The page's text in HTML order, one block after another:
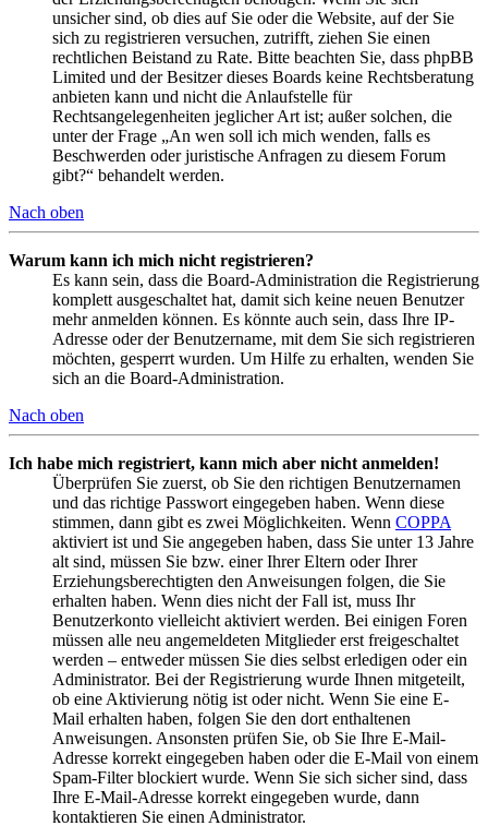
unsicher sind, ob dies auf Sie oder die Website, auf der Sie
sich zu registrieren versuchen, zutrifft, ziehen Sie einen
rechtlichen Beistand zu Rate. Bitte beachten Sie, dass phpBB
Limited und der Besitzer dieses Boards keine Rechtsberatung
anbieten kann und nicht die Anlaufstelle für
Rechtsangelegenheiten jeglicher Art ist; außer solchen, die
unter der Frage „An wen soll ich mich wenden, falls es
Beschwerden oder juristische Anfragen zu diesem Forum
gibt?“ behandelt werden.
Nach oben
Warum kann ich mich nicht registrieren?
Es kann sein, dass die Board-Administration die Registrierung
komplett ausgeschaltet hat, damit sich keine neuen Benutzer
mehr anmelden können. Es könnte auch sein, dass Ihre IP-
Adresse oder der Benutzername, mit dem Sie sich registrieren
möchten, gesperrt wurden. Um Hilfe zu erhalten, wenden Sie
sich an die Board-Administration.
Nach oben
Ich habe mich registriert, kann mich aber nicht anmelden!
Überprüfen Sie zuerst, ob Sie den richtigen Benutzernamen
und das richtige Passwort eingegeben haben. Wenn diese
stimmen, dann gibt es zwei Möglichkeiten. Wenn COPPA
aktiviert ist und Sie angegeben haben, dass Sie unter 13 Jahre
alt sind, müssen Sie bzw. einer Ihrer Eltern oder Ihrer
Erziehungsberechtigten den Anweisungen folgen, die Sie
erhalten haben. Wenn dies nicht der Fall ist, muss Ihr
Benutzerkonto vielleicht aktiviert werden. Bei einigen Foren
müssen alle neu angemeldeten Mitglieder erst freigeschaltet
werden – entweder müssen Sie dies selbst erledigen oder ein
Administrator. Bei der Registrierung wurde Ihnen mitgeteilt,
ob eine Aktivierung nötig ist oder nicht. Wenn Sie eine E-
Mail erhalten haben, folgen Sie den dort enthaltenen
Anweisungen. Ansonsten prüfen Sie, ob Sie Ihre E-Mail-
Adresse korrekt eingegeben haben oder die E-Mail von einem
Spam-Filter blockiert wurde. Wenn Sie sich sicher sind, dass
Ihre E-Mail-Adresse korrekt eingegeben wurde, dann
kontaktieren Sie einen Administrator.